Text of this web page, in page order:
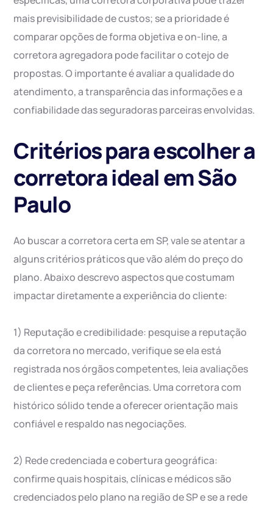
mais previsibilidade de custos; se a prioridade é
comparar opções de forma objetiva e on-line, a
corretora agregadora pode facilitar o cotejo de
propostas. O importante é avaliar a qualidade do
atendimento, a transparência das informações e a
confiabilidade das seguradoras parceiras envolvidas.
Critérios para escolher a
corretora ideal em São
Paulo
Ao buscar a corretora certa em SP, vale se atentar a
alguns critérios práticos que vão além do preço do
plano. Abaixo descrevo aspectos que costumam
impactar diretamente a experiência do cliente:
1) Reputação e credibilidade: pesquise a reputação
da corretora no mercado, verifique se ela está
registrada nos órgãos competentes, leia avaliações
de clientes e peça referências. Uma corretora com
histórico sólido tende a oferecer orientação mais
confiável e respaldo nas negociações.
2) Rede credenciada e cobertura geográfica:
confirme quais hospitais, clínicas e médicos são
credenciados pelo plano na região de SP e se a rede